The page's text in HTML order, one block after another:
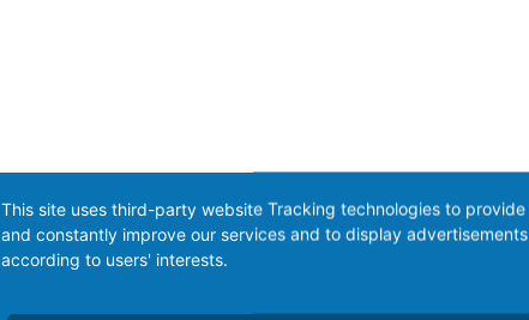
This site uses third-party website Tracking technologies to provide
and constantly improve our services and to display advertisements
according to users' interests.